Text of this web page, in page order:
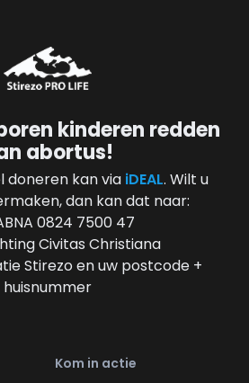
kinderen redden
abortus!
doneren kan via iDEAL. Wilt u
dan kan dat naar:
0824 7500 47
Civitas Christiana
Stirezo en uw postcode +
huisnummer
Kom in actie